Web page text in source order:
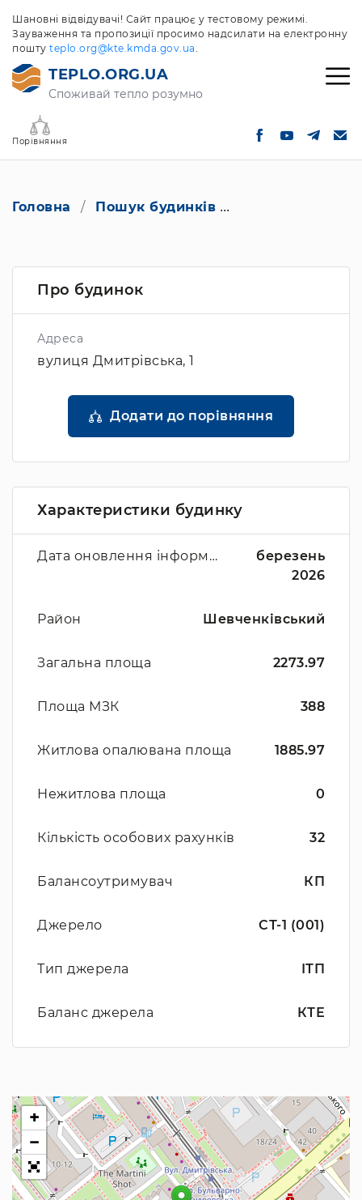
Шановні відвідувачі! Сайт працює у тестовому режимі.
Зауваження та пропозиції просимо надсилати на електронну
пошту teplo.org@kte.kmda.gov.ua.
TEPLO.ORG.UA
Споживай тепло розумно
Порівняння
Головна Пошук будинків
Про будинок
Адреса
вулиця Дмитрівська, 1
Додати до порівняння
Характеристики будинку
Дата оновлення інформації
березень
2026
Район Шевченківський
Загальна площа 2273.97
Площа МЗК 388
Житлова опалювана площа 1885.97
Нежитлова площа 0
Кількість особових рахунків 32
Балансоутримувач КП
Джерело СТ-1 (001)
Тип джерела ІТП
Баланс джерела КТЕ
+
−